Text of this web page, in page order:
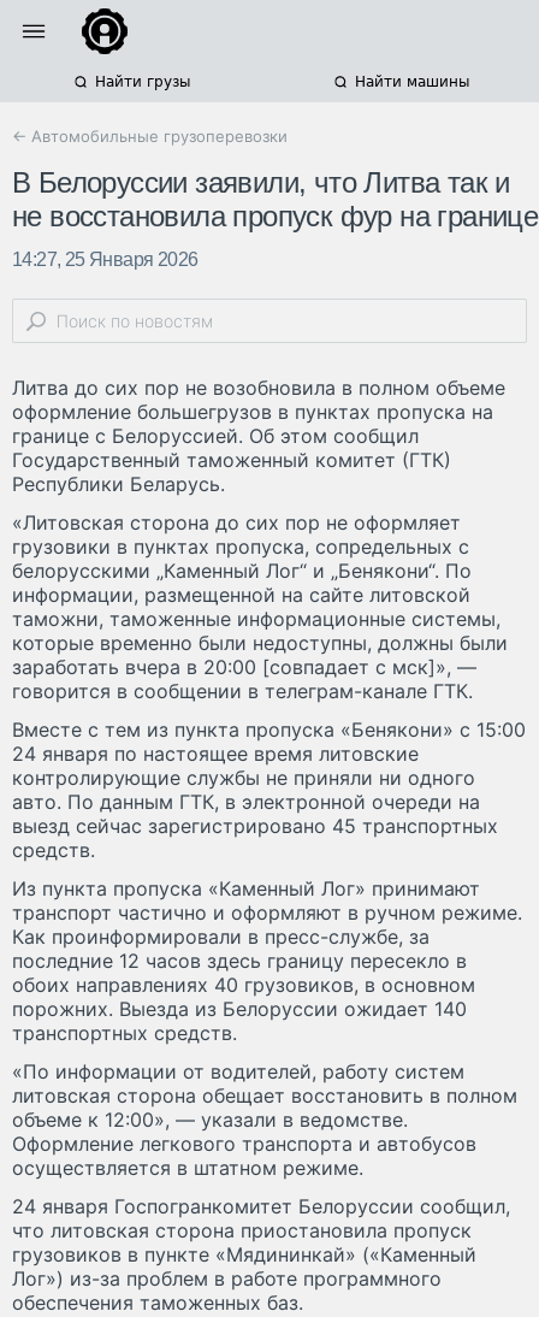
Найти грузы Найти машины
← Автомобильные грузоперевозки
В Белоруссии заявили, что Литва так и
не восстановила пропуск фур на границе
14:27, 25 Января 2026
Литва до сих пор не возобновила в полном объеме
оформление большегрузов в пунктах пропуска на
границе с Белоруссией. Об этом сообщил
Государственный таможенный комитет (ГТК)
Республики Беларусь.
«Литовская сторона до сих пор не оформляет
грузовики в пунктах пропуска, сопредельных с
белорусскими „Каменный Лог“ и „Бенякони“. По
информации, размещенной на сайте литовской
таможни, таможенные информационные системы,
которые временно были недоступны, должны были
заработать вчера в 20:00 [совпадает с мск]», —
говорится в сообщении в телеграм-канале ГТК.
Вместе с тем из пункта пропуска «Бенякони» с 15:00
24 января по настоящее время литовские
контролирующие службы не приняли ни одного
авто. По данным ГТК, в электронной очереди на
выезд сейчас зарегистрировано 45 транспортных
средств.
Из пункта пропуска «Каменный Лог» принимают
транспорт частично и оформляют в ручном режиме.
Как проинформировали в пресс-службе, за
последние 12 часов здесь границу пересекло в
обоих направлениях 40 грузовиков, в основном
порожних. Выезда из Белоруссии ожидает 140
транспортных средств.
«По информации от водителей, работу систем
литовская сторона обещает восстановить в полном
объеме к 12:00», — указали в ведомстве.
Оформление легкового транспорта и автобусов
осуществляется в штатном режиме.
24 января Госпогранкомитет Белоруссии сообщил,
что литовская сторона приостановила пропуск
грузовиков в пункте «Мядининкай» («Каменный
Лог») из-за проблем в работе программного
обеспечения таможенных баз.